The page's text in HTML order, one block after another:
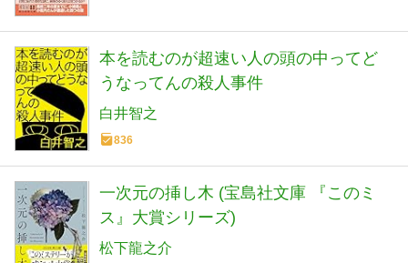
本を読むのが超速い人の頭の中ってど
うなってんの殺人事件
白井智之
836
一次元の挿し木 (宝島社文庫 『このミ
ス』大賞シリーズ)
松下龍之介